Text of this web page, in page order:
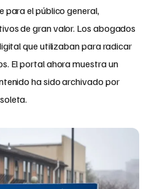
para el público general,
de gran valor. Los abogados
que utilizaban para radicar
El portal ahora muestra un
ha sido archivado por